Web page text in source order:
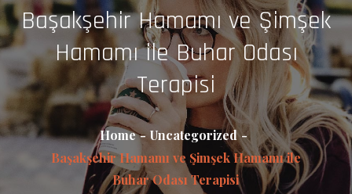
Başakşehir Hamamı ve Şimşek
Hamamı ile Buhar Odası
Terapisi
Home
Uncategorized
Başakşehir Hamamı ve Şimşek Hamamı ile
Buhar Odası Terapisi